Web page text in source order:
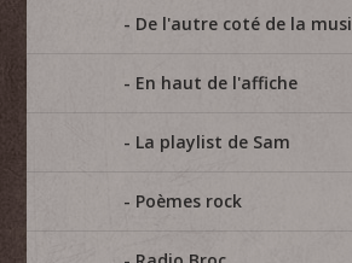
De l'autre coté de la
En haut de l'affiche
La playlist de Sam
Poèmes rock